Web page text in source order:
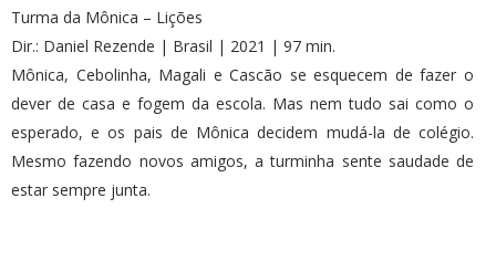
Turma da Mônica – Lições
Dir.: Daniel Rezende | Brasil | 2021 | 97 min.
Mônica, Cebolinha, Magali e Cascão se esquecem de fazer o
dever de casa e fogem da escola. Mas nem tudo sai como o
esperado, e os pais de Mônica decidem mudá-la de colégio.
Mesmo fazendo novos amigos, a turminha sente saudade de
estar sempre junta.